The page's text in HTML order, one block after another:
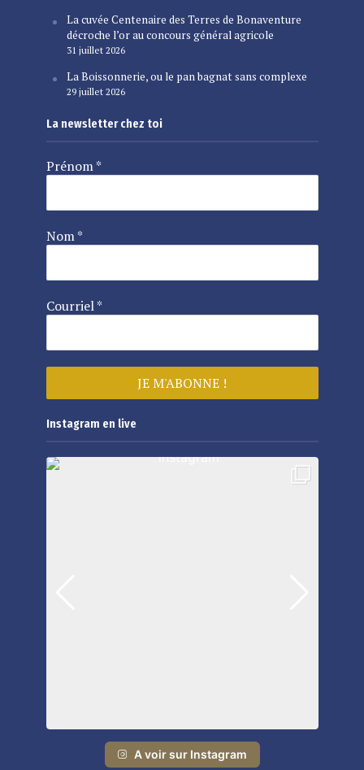
La cuvée Centenaire des Terres de Bonaventure
décroche l’or au concours général agricole
31 juillet 2026
La Boissonnerie, ou le pan bagnat sans complexe
29 juillet 2026
La newsletter chez toi
Prénom*
Nom*
Courriel*
Instagram en live
A voir sur Instagram